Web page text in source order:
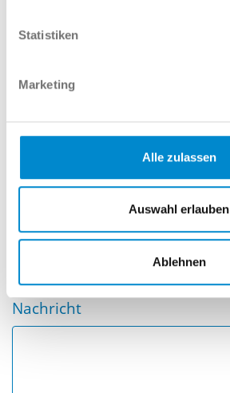
Statistiken
Marketing
Alle zulassen
Auswahl erlauben
Ablehnen
Name
Telefonnummer
Nachricht